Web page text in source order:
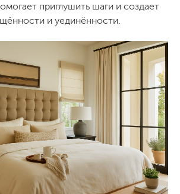
приглушить шаги и создает
и уединённости.